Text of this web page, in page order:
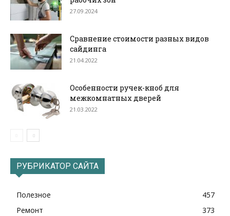
27.09.2024
Сравнение стоимости разных видов
сайдинга
21.04.2022
Особенности ручек-кноб для
межкомнатных дверей
21.03.2022
РУБРИКАТОР САЙТА
Полезное
457
Ремонт
373